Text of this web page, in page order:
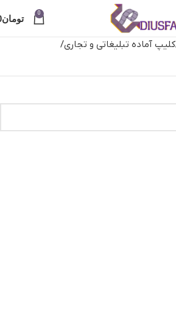
0 تومان
کلیپ آماده تبلیغاتی و تجاری